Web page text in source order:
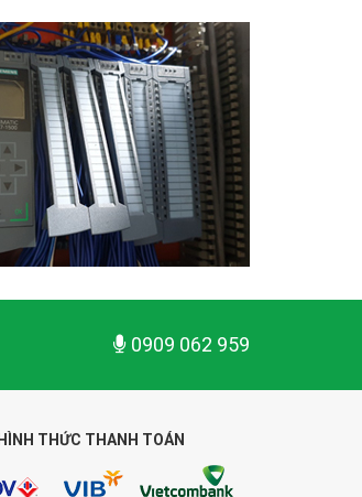
0909 062 959
THỨC THANH TOÁN